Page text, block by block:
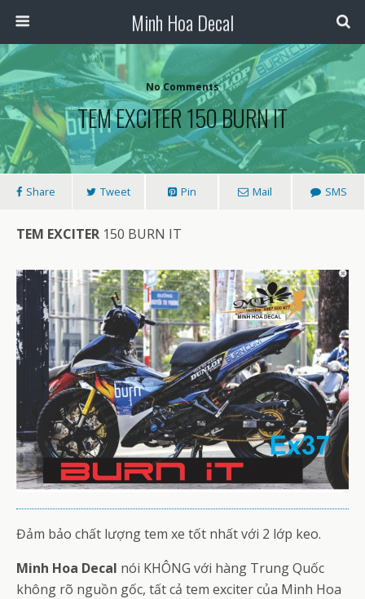
Minh Hoa Decal
No Comments
TEM EXCITER 150 BURN IT
Share Tweet Pin Mail SMS
TEM EXCITER 150 BURN IT
Đảm bảo chất lượng tem xe tốt nhất với 2 lớp keo.
Minh Hoa Decal nói KHÔNG với hàng Trung Quốc
không rõ nguồn gốc, tất cả tem exciter của Minh Hoa